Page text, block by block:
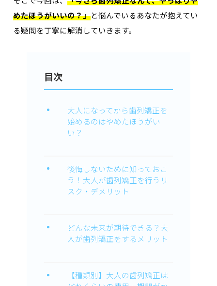
めたほうがいいの？」と悩んでいるあなたが抱えてい
る疑問を丁寧に解消していきます。
目次
大人になってから歯列矯正を
始めるのはやめたほうがい
い？
後悔しないために知っておこ
う！大人が歯列矯正を行うリ
スク・デメリット
どんな未来が期待できる？大
人が歯列矯正をするメリット
【種類別】大人の歯列矯正は